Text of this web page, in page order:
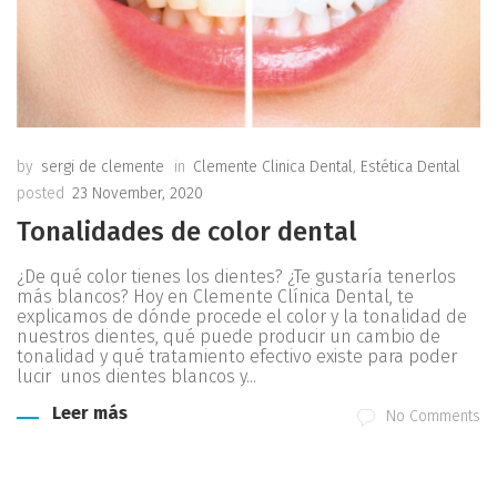
by sergi de clemente in Clemente Clinica Dental, Estética Dental
posted 23 November, 2020
Tonalidades de color dental
¿De qué color tienes los dientes? ¿Te gustaría tenerlos
más blancos? Hoy en Clemente Clínica Dental, te
explicamos de dónde procede el color y la tonalidad de
nuestros dientes, qué puede producir un cambio de
tonalidad y qué tratamiento efectivo existe para poder
lucir unos dientes blancos y...
Leer más
No Comments